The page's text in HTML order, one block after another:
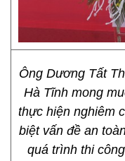
Ông Dương Tất
Hà Tĩnh mong
thực hiện nghiêm
biệt vấn đề an
quá trình thi